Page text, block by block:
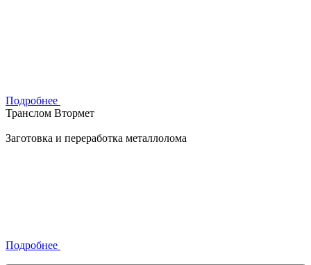
Подробнее
Транслом Втормет
Заготовка и переработка металлолома
Подробнее